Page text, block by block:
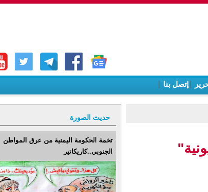
إتصل بنا
حديث الصورة
تخمة الحكومة اليمنية من عرق المواطن
الجنوبي..كاريكاتير